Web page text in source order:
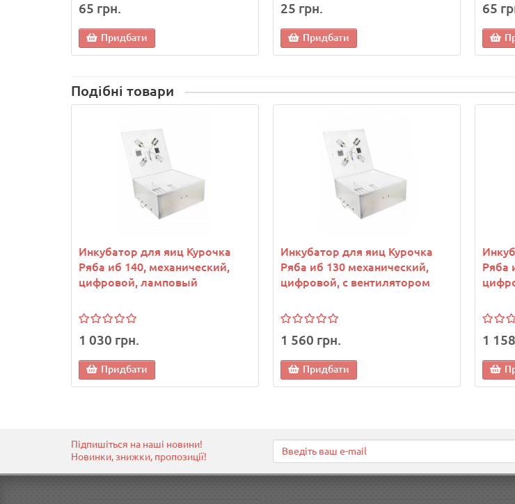
65 грн.
Придбати
25 грн.
Придбати
65
Подібні товари
Инкубатор для яиц Курочка
Ряба иб 140, механический,
цифровой, ламповый
1 030 грн.
Придбати
Инкубатор для яиц Курочка
Ряба иб 130 механический,
цифровой, с вентилятором
1 560 грн.
Придбати
Ряба
1
Підпишіться на наші новини!
Новинки, знижки, пропозиції!